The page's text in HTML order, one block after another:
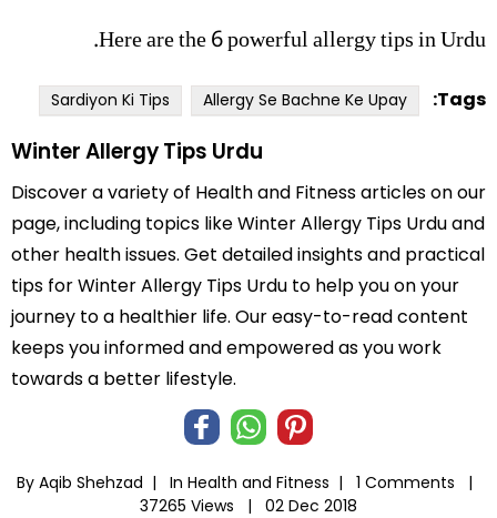
Here are the 6 powerful allergy tips in Urdu.
Tags:
Allergy Se Bachne Ke Upay
Sardiyon Ki Tips
Winter Allergy Tips Urdu
Discover a variety of Health and Fitness articles on our
page, including topics like Winter Allergy Tips Urdu and
other health issues. Get detailed insights and practical
tips for Winter Allergy Tips Urdu to help you on your
journey to a healthier life. Our easy-to-read content
keeps you informed and empowered as you work
towards a better lifestyle.
By Aqib Shehzad | In Health and Fitness |
1 Comments |
37265 Views |
02 Dec 2018